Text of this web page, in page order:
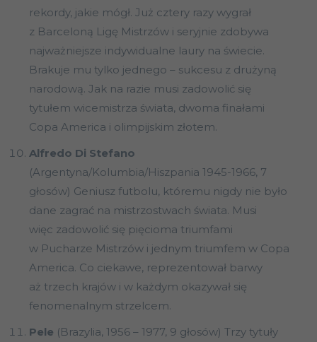
rekordy, jakie mógł. Już cztery razy wygrał
z Barceloną Ligę Mistrzów i seryjnie zdobywa
najważniejsze indywidualne laury na świecie.
Brakuje mu tylko jednego – sukcesu z drużyną
narodową. Jak na razie musi zadowolić się
tytułem wicemistrza świata, dwoma finałami
Copa America i olimpijskim złotem.
Alfredo Di Stefano
(Argentyna/Kolumbia/Hiszpania 1945-1966, 7
głosów) Geniusz futbolu, któremu nigdy nie było
dane zagrać na mistrzostwach świata. Musi
więc zadowolić się pięcioma triumfami
w Pucharze Mistrzów i jednym triumfem w Copa
America. Co ciekawe, reprezentował barwy
aż trzech krajów i w każdym okazywał się
fenomenalnym strzelcem.
Pele (Brazylia, 1956 – 1977, 9 głosów) Trzy tytuły